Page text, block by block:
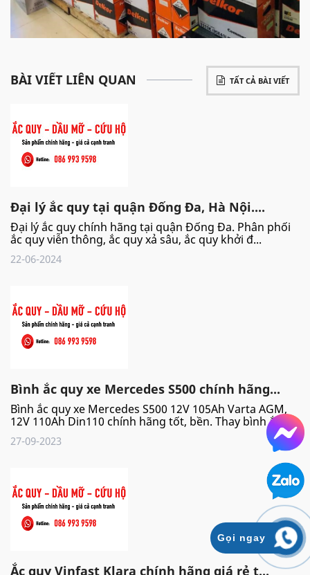
TẤT CẢ BÀI VIẾT
BÀI VIẾT LIÊN QUAN
Đại lý ắc quy tại quận Đống Đa, Hà Nội....
Đại lý ắc quy chính hãng tại quận Đống Đa. Phân phối
ắc quy viễn thông, ắc quy xả sâu, ắc quy khởi đ...
22-06-2024
Bình ắc quy xe Mercedes S500 chính hãng...
Bình ắc quy xe Mercedes S500 12V 105Ah Varta AGM,
12V 110Ah Din110 chính hãng tốt, bền. Thay bình ắc...
27-09-2023
Ắc quy Vinfast Klara chính hãng giá rẻ t...
Gọi ngay